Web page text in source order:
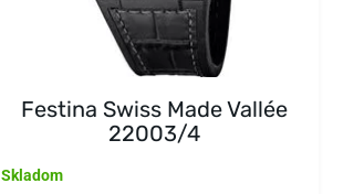
Festina Swiss Made Vallée
22003/4
Skladom